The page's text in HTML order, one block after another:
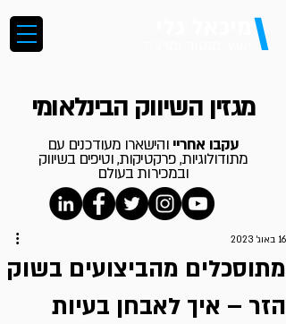
\
מגזין השיווק הבינלאומי
עקבו אחריי והישארו מעודכנים עם
מתודולוגיות, פרקטיקות, וטיפים בשיווק
ובמכירות בעולם
מתוסכלים מהביצועים בשוק
הזר – איך לאבחן בעיות
16 באוג׳ 2023